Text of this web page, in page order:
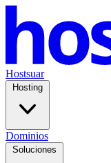
Hostsuar
Hosting
Dominios
Soluciones